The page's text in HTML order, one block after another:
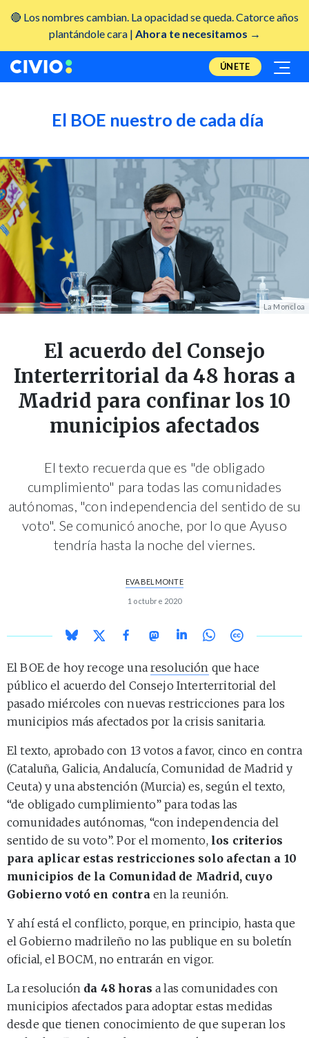
🔴 Los nombres cambian. La opacidad se queda. Catorce años
plantándole cara | Ahora te necesitamos →
ÚNETE
El BOE nuestro de cada día
La Moncloa
El acuerdo del Consejo
Interterritorial da 48 horas a
Madrid para confinar los 10
municipios afectados
El texto recuerda que es "de obligado
cumplimiento" para todas las comunidades
autónomas, "con independencia del sentido de su
voto". Se comunicó anoche, por lo que Ayuso
tendría hasta la noche del viernes.
EVA BELMONTE
1 octubre 2020
El BOE de hoy recoge unaresolución que hace
público el acuerdo del Consejo Interterritorial del
pasado miércoles con nuevas restricciones para los
municipios más afectados por la crisis sanitaria.
El texto, aprobado con 13 votos a favor, cinco en contra
(Cataluña, Galicia, Andalucía, Comunidad de Madrid y
Ceuta) y una abstención (Murcia) es, según el texto,
“de obligado cumplimiento” para todas las
comunidades autónomas, “con independencia del
sentido de su voto”. Por el momento, los criterios
para aplicar estas restricciones solo afectan a 10
municipios de la Comunidad de Madrid, cuyo
Gobierno votó en contra en la reunión.
Y ahí está el conflicto, porque, en principio, hasta que
el Gobierno madrileño no las publique en su boletín
oficial, el BOCM, no entrarán en vigor.
La resolución da 48 horas a las comunidades con
municipios afectados para adoptar estas medidas
desde que tienen conocimiento de que superan los